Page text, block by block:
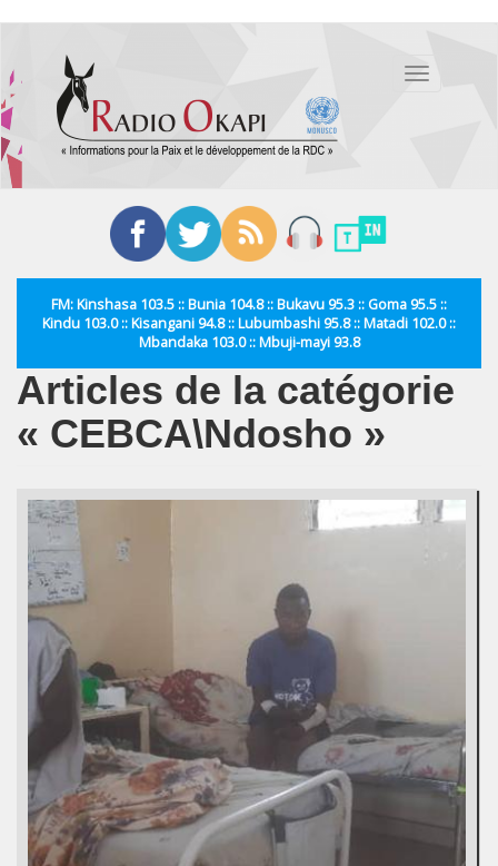
contenu
principal
Toggle
FM: Kinshasa 103.5 :: Bunia 104.8 :: Bukavu 95.3 :: Goma 95.5 ::
Kindu 103.0 :: Kisangani 94.8 :: Lubumbashi 95.8 :: Matadi 102.0 ::
Mbandaka 103.0 :: Mbuji-mayi 93.8
Articles de la catégorie
« CEBCA\Ndosho »